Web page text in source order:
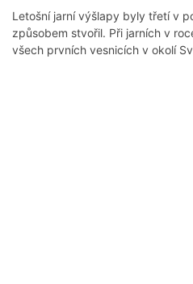
Letošní jarní výšlapy byly třetí v
způsobem stvořil. Při jarních v
všech prvních vesnicích v okolí